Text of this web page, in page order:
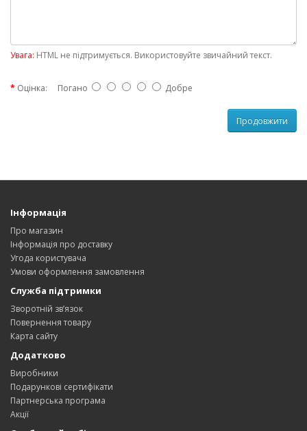
Увага: HTML не підтримується. Використовуйте звичайний текст.
Оцінка: Погано Добре
Продовжити
Інформація
Про магазин
Інформація про доставку
Угода користувача
Умови оформлення замовлення
Служба підтримки
Зворотній зв’язок
Повернення товару
Карта сайту
Додатково
Виробники
Подарункові сертифікати
Партнерська програма
Акції